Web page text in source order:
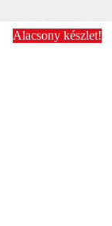
Alacsony készlet!